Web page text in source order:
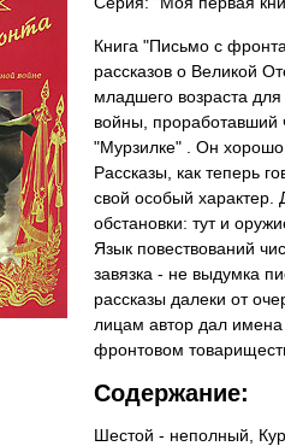
Книга "Письмо с
рассказов о Великой
младшего возраста для
войны, проработавший
"Мурзилке" . Он хорошо
Рассказы, как теперь
свой особый характер.
обстановки: тут и
Язык повествований
завязка - не выдумка
рассказы далеки от
лицам автор дал
фронтовом
Содержание:
Шестой - неполный,